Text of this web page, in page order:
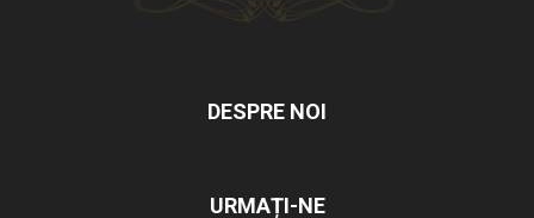
DESPRE NOI
URMAȚI-NE